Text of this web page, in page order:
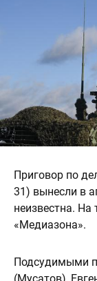
Приговор по
31) вынесли в
неизвестна. На
«Медиазона».
Подсудимыми